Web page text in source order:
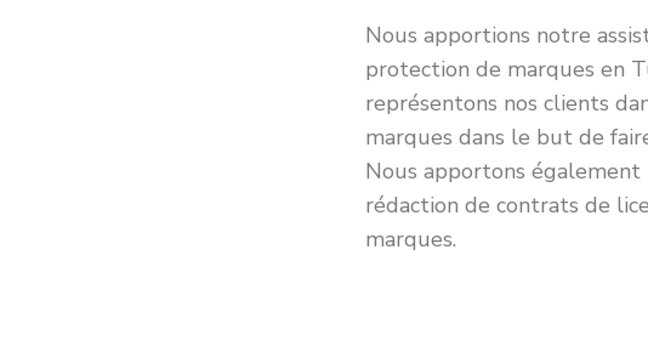
Nous apportions notre
protection de marques en
représentons nos clients
marques dans le but de
Nous apportons également
rédaction de contrats de
marques.